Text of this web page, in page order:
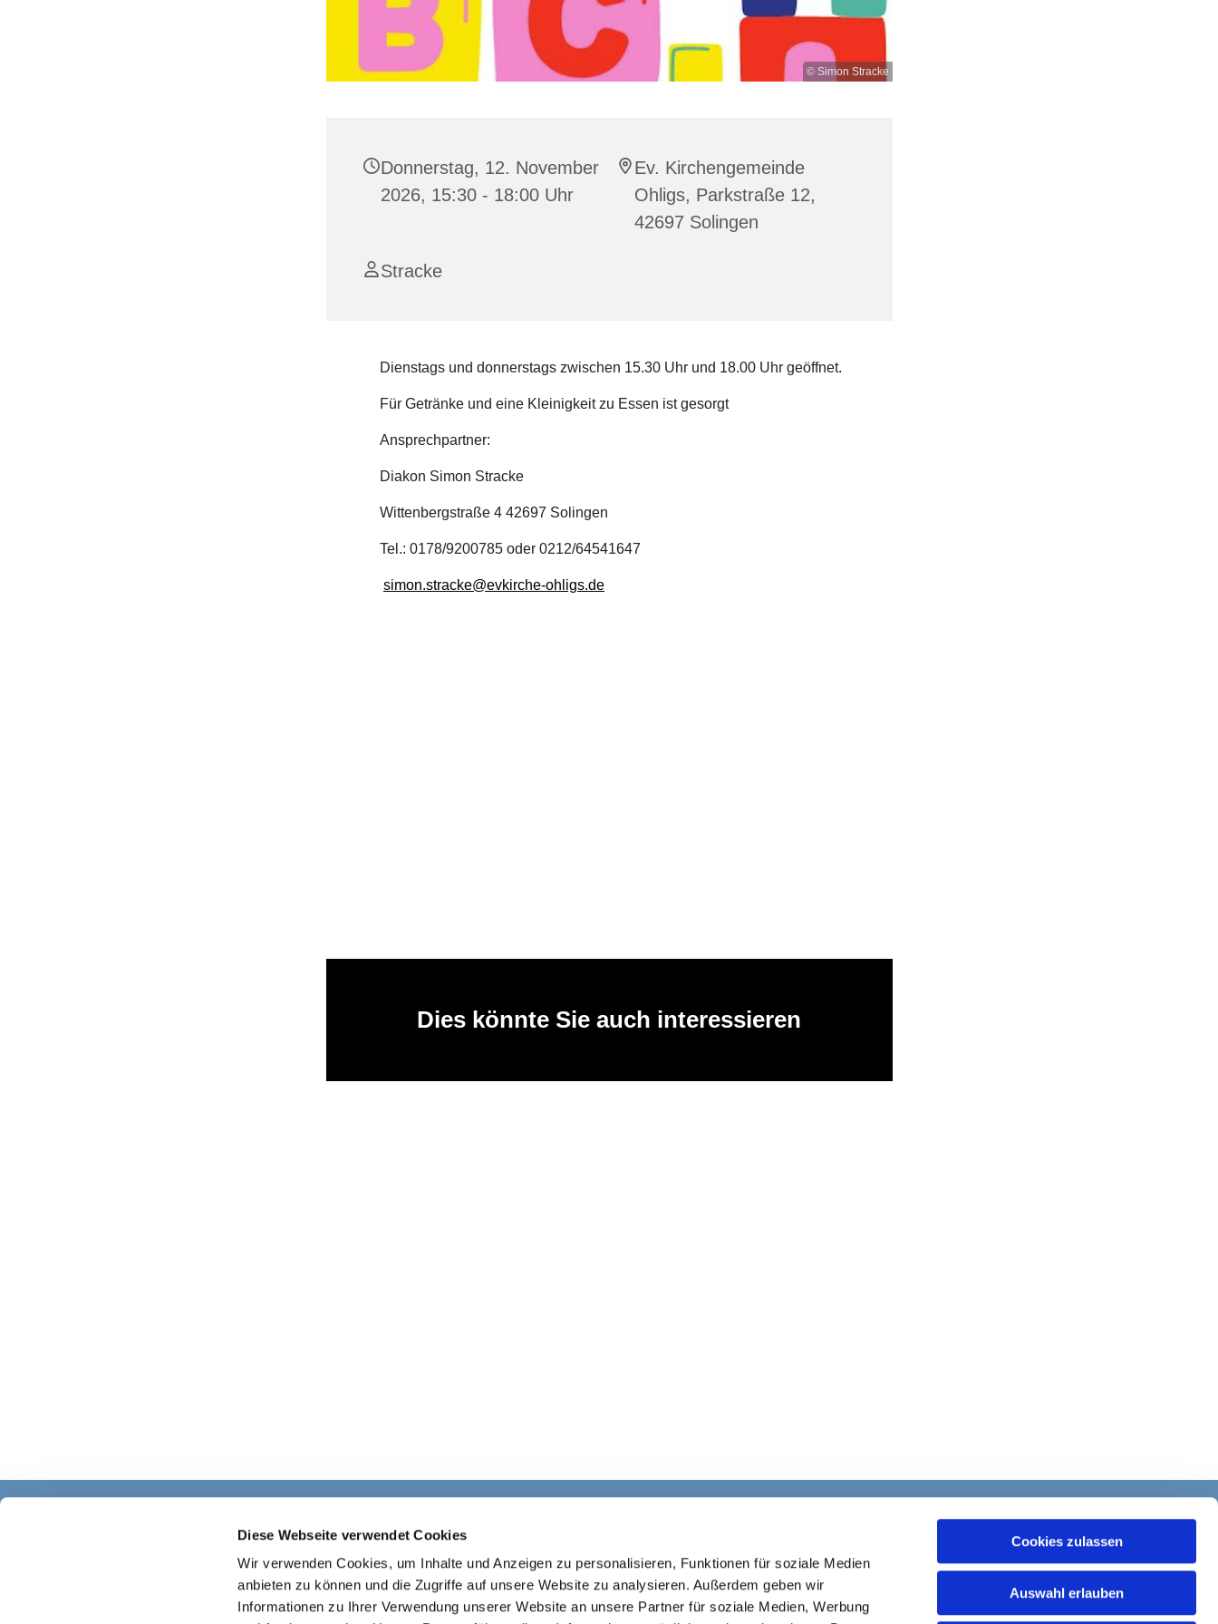
Diese Webseite verwendet Cookies
Wir verwenden Cookies, um Inhalte und Anzeigen zu personalisieren, Funktionen für soziale Medien
anbieten zu können und die Zugriffe auf unsere Website zu analysieren. Außerdem geben wir
Informationen zu Ihrer Verwendung unserer Website an unsere Partner für soziale Medien, Werbung
Cookies zulassen
Auswahl erlauben
© Simon Stracke
Donnerstag, 12. November
2026, 15:30 - 18:00 Uhr
Ev. Kirchengemeinde
Ohligs, Parkstraße 12,
42697 Solingen
Stracke
Dienstags und donnerstags zwischen 15.30 Uhr und 18.00 Uhr geöffnet.
Für Getränke und eine Kleinigkeit zu Essen ist gesorgt
Ansprechpartner:
Diakon Simon Stracke
Wittenbergstraße 4 42697 Solingen
Tel.: 0178/9200785 oder 0212/64541647
simon.stracke@evkirche-ohligs.de
Dies könnte Sie auch interessieren
+4921264541645
ohligs@ekir.de